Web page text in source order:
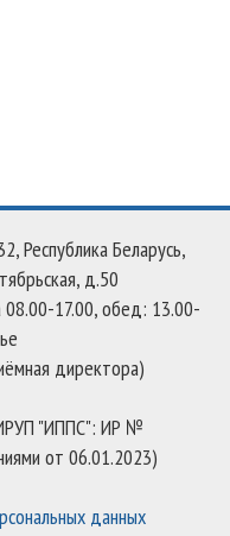
Республика Беларусь,
д.50
17.00, обед: 13.00-
директора)
"ИППС": ИР №
от 06.01.2023)
данных